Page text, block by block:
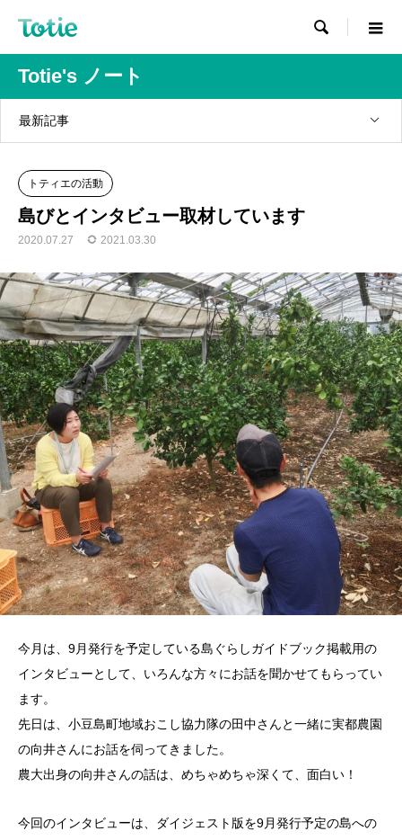

Totie's ノート
最新記事
トティエの活動
島びとインタビュー取材しています
2020.07.27 2021.03.30
今月は、9月発行を予定している島ぐらしガイドブック掲載用の
インタビューとして、いろんな方々にお話を聞かせてもらってい
ます。
先日は、小豆島町地域おこし協力隊の田中さんと一緒に実都農園
の向井さんにお話を伺ってきました。
農大出身の向井さんの話は、めちゃめちゃ深くて、面白い！
今回のインタビューは、ダイジェスト版を9月発行予定の島への